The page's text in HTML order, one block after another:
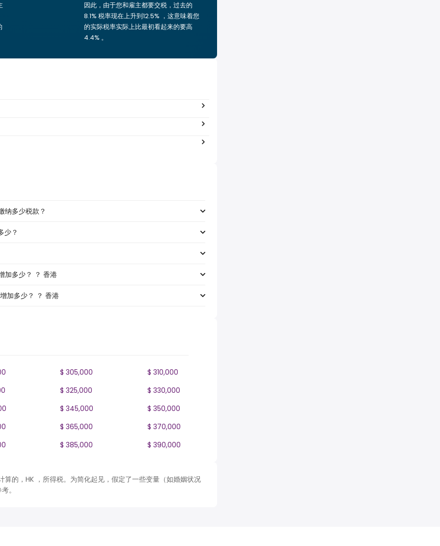
因此，由于您和雇主都要交税，过去的
8.1% 税率现在上升到12.5% ，这意味着您
的实际税率实际上比最初看起来的要高
4.4% 。
纳多少税款？
少？
加多少？ ？ 香港
加多少？ ？ 香港
$ 305,000
$ 310,000
$ 325,000
$ 330,000
$ 345,000
$ 350,000
$ 365,000
$ 370,000
$ 385,000 $ 390,000
的，HK ，所得税。为简化起见，假定了一些变量（如婚姻状况
。